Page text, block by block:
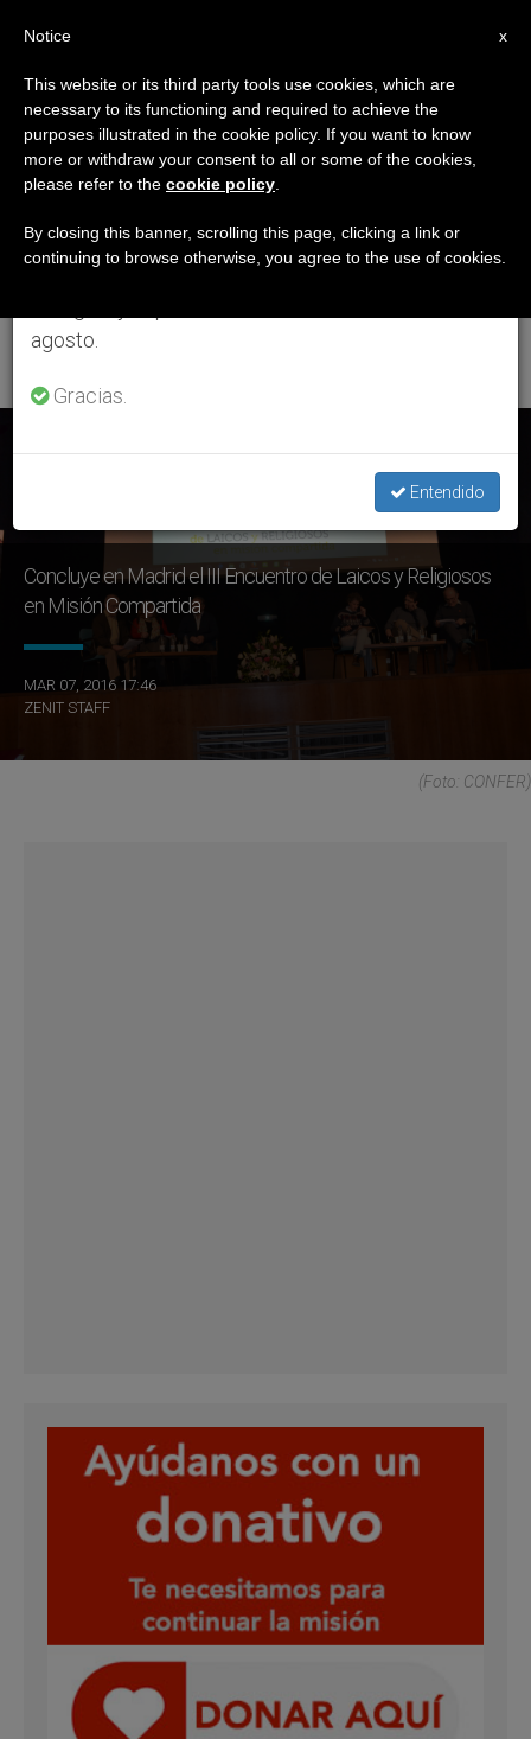
ETIQUETA
Posts Tagged
‘Encuentro De Laicos Y
Religiosos En Misión
Concluye en Madrid el III Encuentro de Laicos y Religiosos
en Misión Compartida
MAR 07, 2016 17:46
ZENIT STAFF
(Foto: CONFER)
×
Aviso importante
Del 27 de julio al 7 de agosto haremos la pausa
anual, aprovechando que en el periodo de verano
se generan menos informaciones y también el
agosto.
Gracias.
Entendido
x
Notice
This website or its third party tools use cookies, which are
necessary to its functioning and required to achieve the
purposes illustrated in the cookie policy. If you want to know
more or withdraw your consent to all or some of the cookies,
please refer to the cookie policy
By closing this banner, scrolling this page, clicking a link or
continuing to browse otherwise, you agree to the use of cookies.